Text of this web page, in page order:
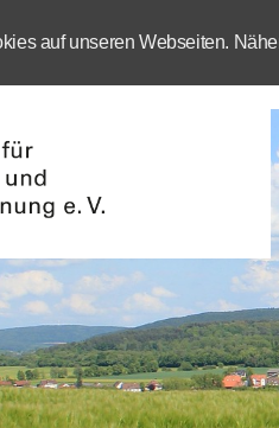
auf unseren Webseiten.